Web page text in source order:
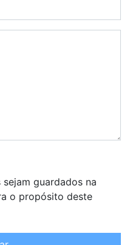
guardados na
o propósito deste